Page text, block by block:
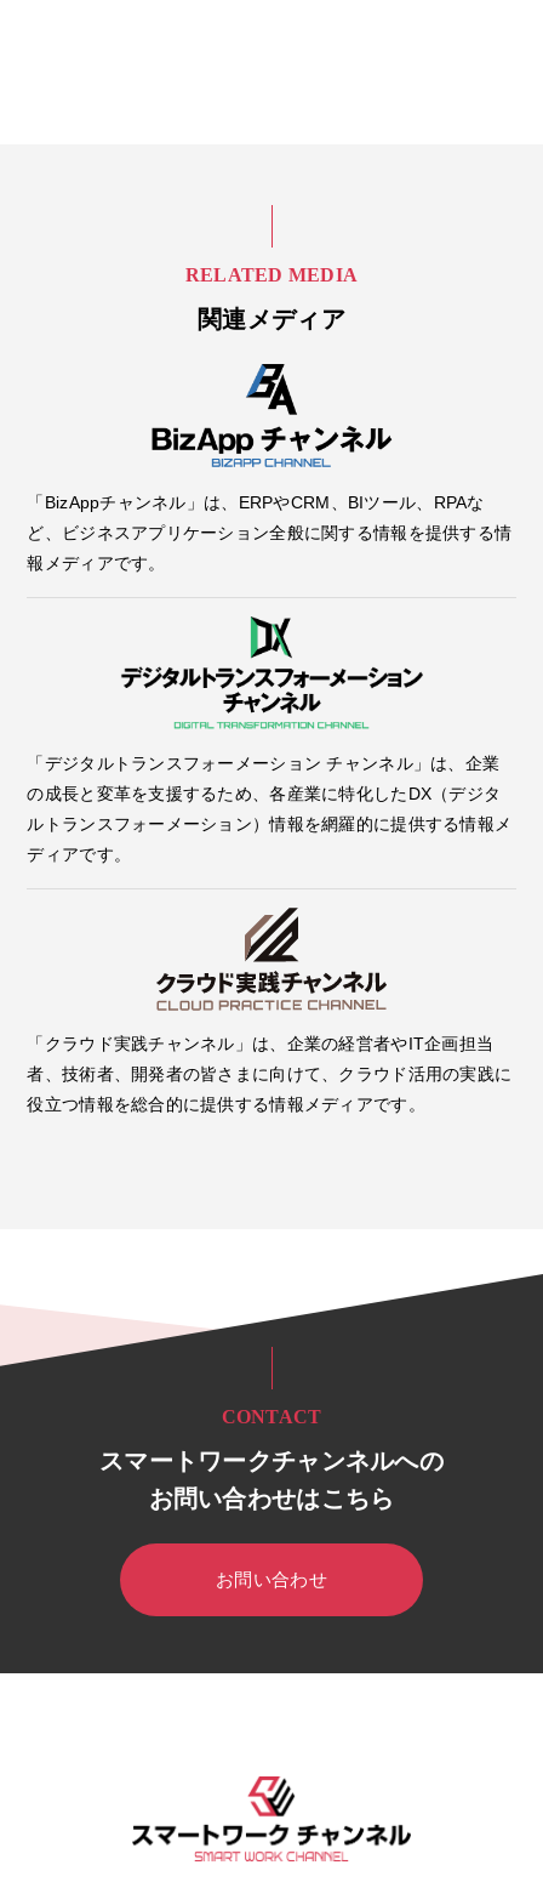
RELATED MEDIA
関連メディア
「BizAppチャンネル」は、ERPやCRM、BIツール、RPAな
ど、ビジネスアプリケーション全般に関する情報を提供する情
報メディアです。
「デジタルトランスフォーメーション チャンネル」は、企業
の成長と変革を支援するため、各産業に特化したDX（デジタ
ルトランスフォーメーション）情報を網羅的に提供する情報メ
ディアです。
「クラウド実践チャンネル」は、企業の経営者やIT企画担当
者、技術者、開発者の皆さまに向けて、クラウド活用の実践に
役立つ情報を総合的に提供する情報メディアです。
CONTACT
スマートワークチャンネルへの
お問い合わせはこちら
お問い合わせ